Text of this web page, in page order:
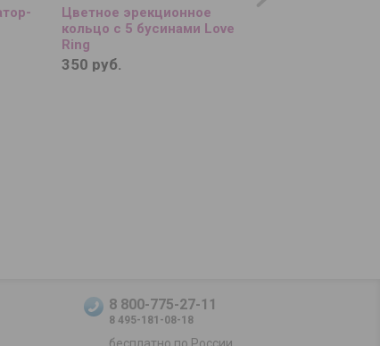
Цветное эрекционное
кольцо с 5 бусинами Love
Ring
350 руб.
8 800-775-27-11
8 495-181-08-18